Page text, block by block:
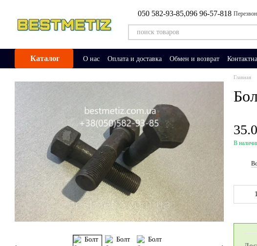
050 582-93-85,096 96-57-818
Каталог О нас Оплата и доставка Обмен и возврат
Главная
В